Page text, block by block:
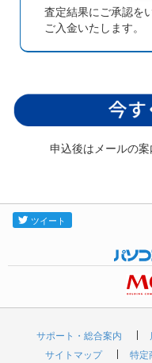
査定結果にご承認を
ご入金いたします。
申込後はメールの
サポート・総合案内
サイトマップ
特定